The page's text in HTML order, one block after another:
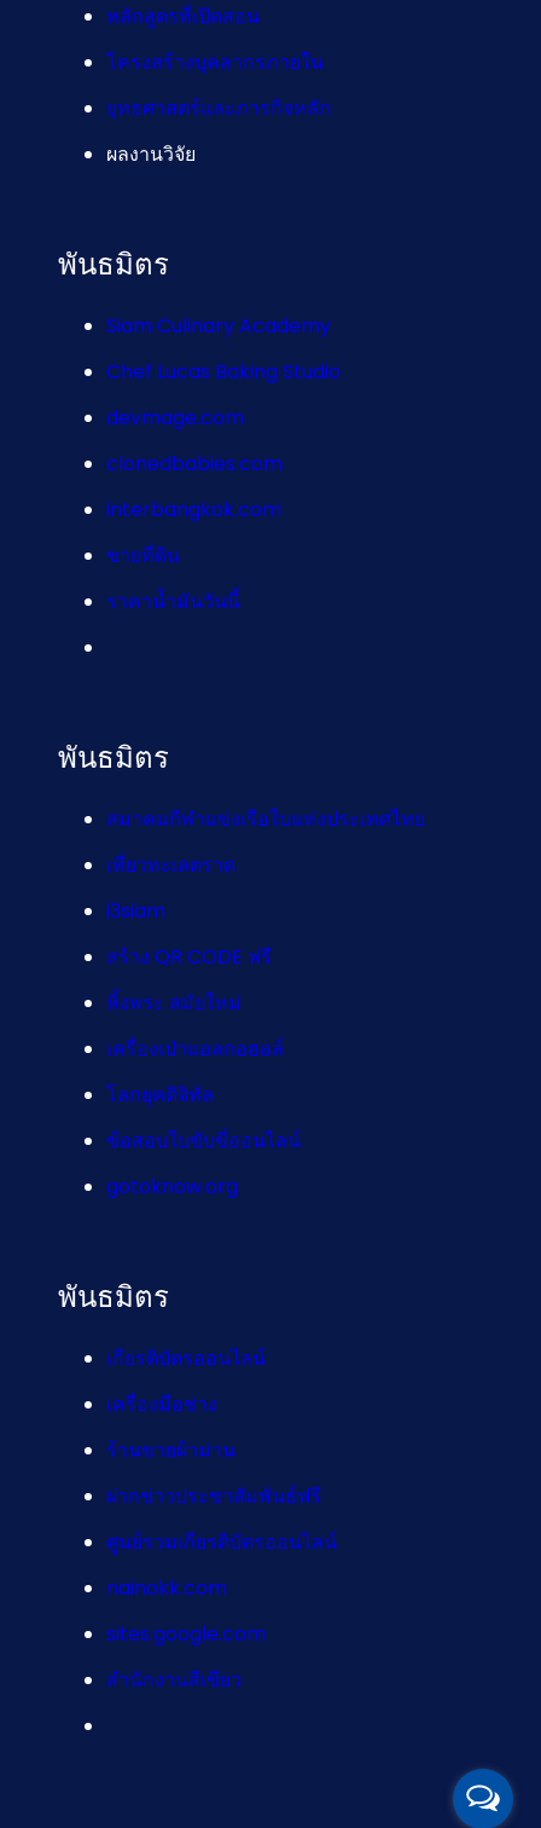
หลักสูตรที่เปิดสอน
โครงสร้างบุคลากรภายใน
ยุทธศาสตร์และภารกิจหลัก
ผลงานวิจัย
พันธมิตร
Siam Culinary Academy
Chef Lucas Baking Studio
devmage.com
clonedbabies.com
interbangkok.com
ขายที่ดิน
ราคาน้ำมันวันนี้
พันธมิตร
สมาคมกีฬาแข่งเรือใบแห่งประเทศไทย
เที่ยวทะเลตราด
i3siam
สร้าง QR CODE ฟรี
หิ้งพระ สมัยใหม่
เครื่องเป่าแอลกอฮอล์
โลกยุคดิจิทัล
ข้อสอบใบขับขี่ออนไลน์
gotoknow.org
พันธมิตร
เกียรติบัตรออนไลน์
เครื่องมือช่าง
ร้านขายผ้าม่าน
ฝากข่าวประชาสัมพันธ์ฟรี
ศูนย์รวมเกียรติบัตรออนไลน์
nainokk.com
sites.google.com
สำนักงานสีเขียว